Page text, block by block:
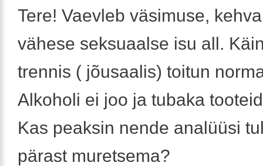
Tere! Vaevleb väsimuse,
vähese seksuaalse isu all.
trennis ( jõusaalis) toitun
Alkoholi ei joo ja tubaka
Kas peaksin nende analüüsi
pärast muretsema?